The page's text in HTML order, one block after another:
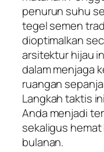
penurun suhu
tegel semen
dioptimalkan
arsitektur hijau
dalam menjaga
ruangan
Langkah taktis
Anda menjadi
sekaligus
bulanan.